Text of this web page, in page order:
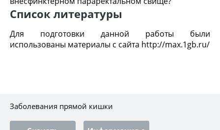
Список литературы
Для подготовки данной работы были
использованы материалы с сайта http://max.1gb.ru/
Заболевания прямой кишки